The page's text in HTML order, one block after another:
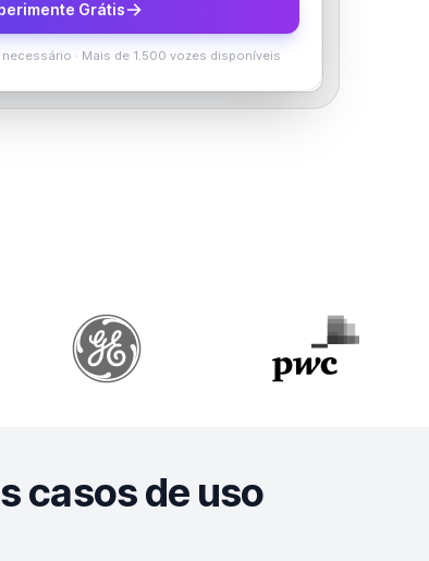
Grátis
necessário · Mais de 1.500 vozes disponíveis
casos de uso